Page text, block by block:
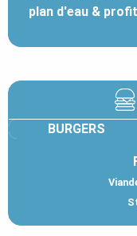
plan d'eau &
BURGERS